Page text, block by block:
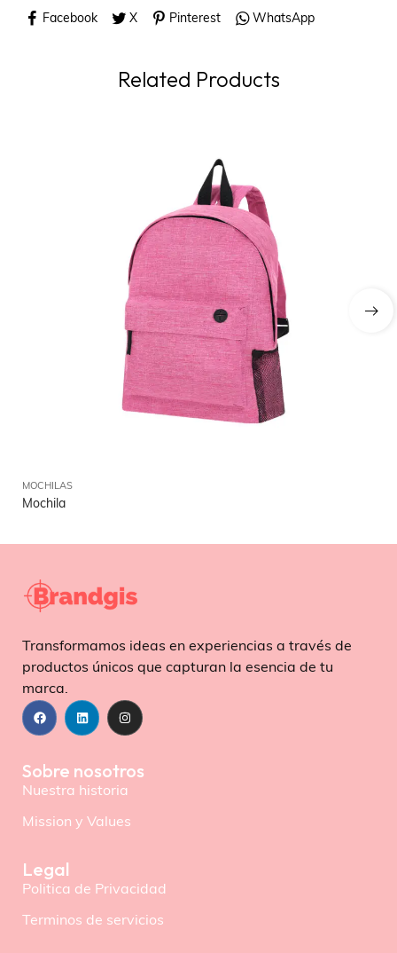
Facebook X Pinterest WhatsApp
Related Products
MOCHILAS
Mochila
Transformamos ideas en experiencias a través de
productos únicos que capturan la esencia de tu
marca.
Sobre nosotros
Nuestra historia
Mission y Values
Legal
Politica de Privacidad
Terminos de servicios